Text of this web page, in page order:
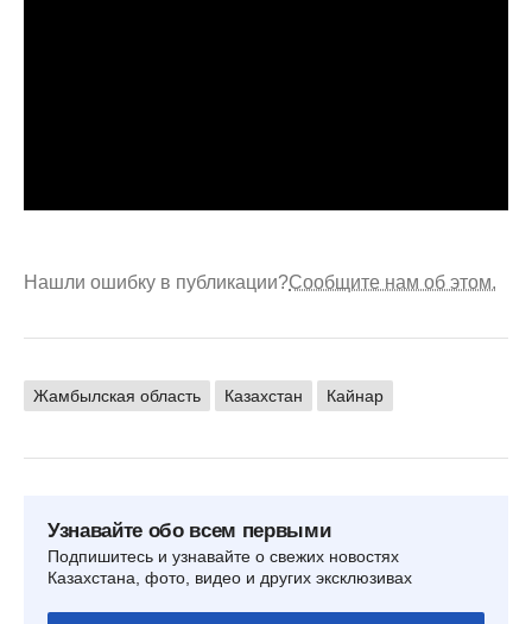
Нашли ошибку в публикации?Сообщите нам об этом.
Жамбылская область Казахстан Кайнар
Узнавайте обо всем первыми
Подпишитесь и узнавайте о свежих новостях
Казахстана, фото, видео и других эксклюзивах